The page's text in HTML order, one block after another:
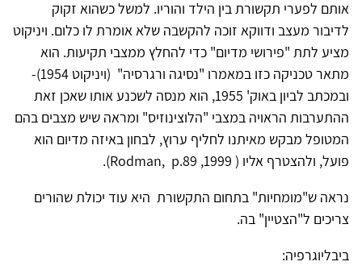
אותם לפערי תקשורת בין הילד והוריו. למשל כשהוא זקוק
לדיבור מעצב ודווקא זוכה להקשבה שלא אומרת לו כלום. ויניקוט
מציע לתת "פירושי מדיום" כדי להחלץ ממצבי תקיעות. הוא
מתאר טכניקה כזו במאמרו "נסיגה ורגרסיה" (ויניקוט 1954)-
ובמכתב לביון באוק' 1955, הוא מנסה לשכנע אותו שאכן זאת
ההתערבות הראויה במצבי "הלוצינוזיס" ומראה שיש מצבים בהם
המטופל מבקש מאיתנו לחליף ערוץ, לבחון באיזה מדיום הוא
פועל, ולהצטרף אליו ( Rodman, p.89 ,1999).
נראה ש"מומחיות" בתחום התקשורת היא עוד יכולת שהורים
צריכים ל"הצטיין" בה.
ביבליוגרפיה: